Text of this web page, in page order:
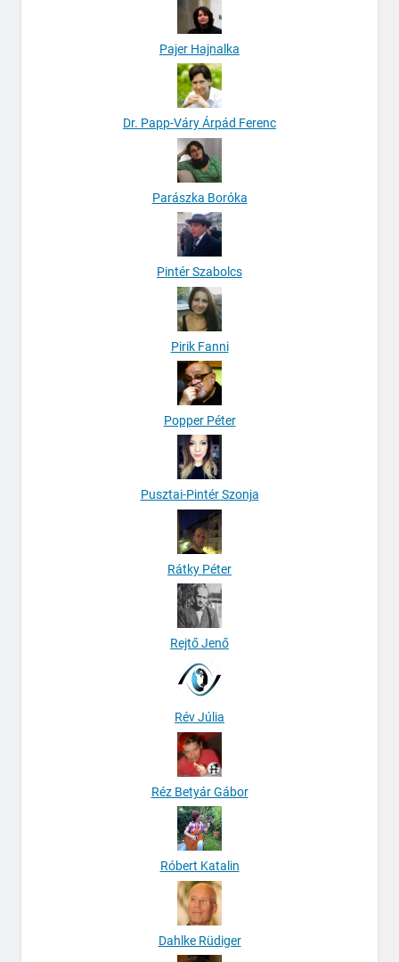
Pajer Hajnalka
Dr. Papp-Váry Árpád Ferenc
Parászka Boróka
Pintér Szabolcs
Pirik Fanni
Popper Péter
Pusztai-Pintér Szonja
Rátky Péter
Rejtő Jenő
Rév Júlia
Réz Betyár Gábor
Róbert Katalin
Dahlke Rüdiger